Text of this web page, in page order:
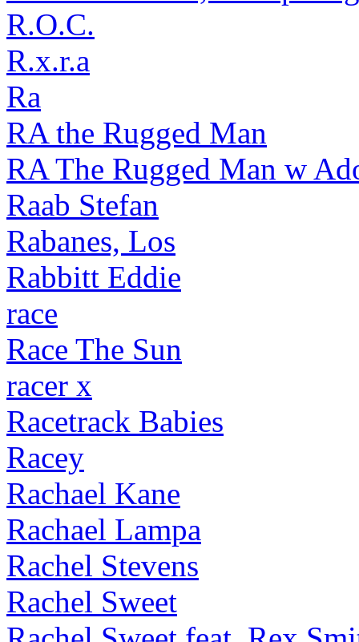
R.O.C.
R.x.r.a
Ra
RA the Rugged Man
RA The Rugged Man w
Raab Stefan
Rabanes, Los
Rabbitt Eddie
race
Race The Sun
racer x
Racetrack Babies
Racey
Rachael Kane
Rachael Lampa
Rachel Stevens
Rachel Sweet